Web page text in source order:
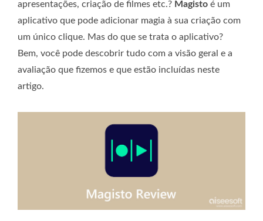
apresentações, criação de filmes etc.? Magisto é um
aplicativo que pode adicionar magia à sua criação com
um único clique. Mas do que se trata o aplicativo?
Bem, você pode descobrir tudo com a visão geral e a
avaliação que fizemos e que estão incluídas neste
artigo.